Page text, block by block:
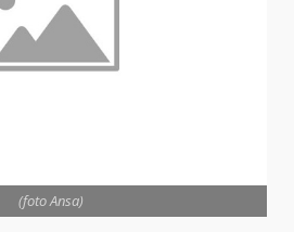
(foto Ansa)